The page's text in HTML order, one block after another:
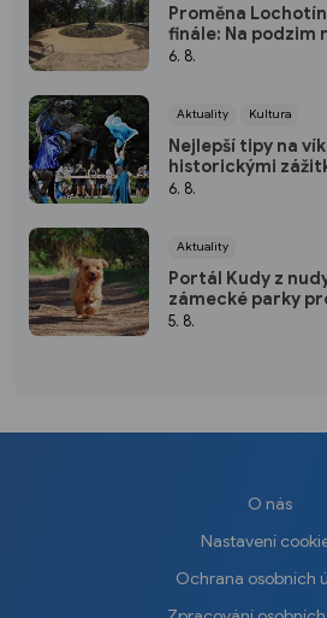
Proměna
finále: Na podzim
cvičební prvky i
6. 8.
Aktuality Kultura
Nejlepší tipy na
historickými
kulturou
6. 8.
Aktuality
Portál Kudy z
zámecké parky
nechybí ani jeden
5. 8.
O nás
Nastavení
Ochrana osobních